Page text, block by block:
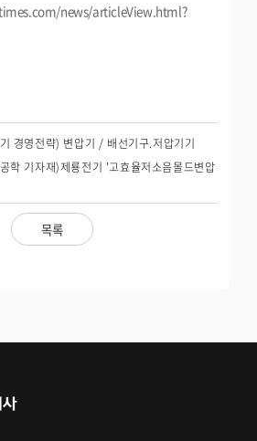
news/articleView.html?
목록
경영전략) 변압기 / 배선기구.저압기기
학 기자재)제룡전기 '고효율저소음몰드변압